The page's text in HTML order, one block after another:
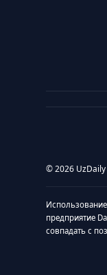
© 2026
предприятие
совпадать с